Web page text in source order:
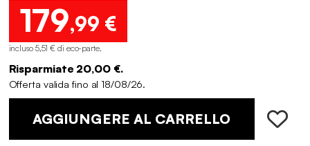
179,99 €
incluso 5,51 € di eco-parte.
Risparmiate 20,00 €.
Offerta valida fino al 18/08/26.
AGGIUNGERE AL CARRELLO